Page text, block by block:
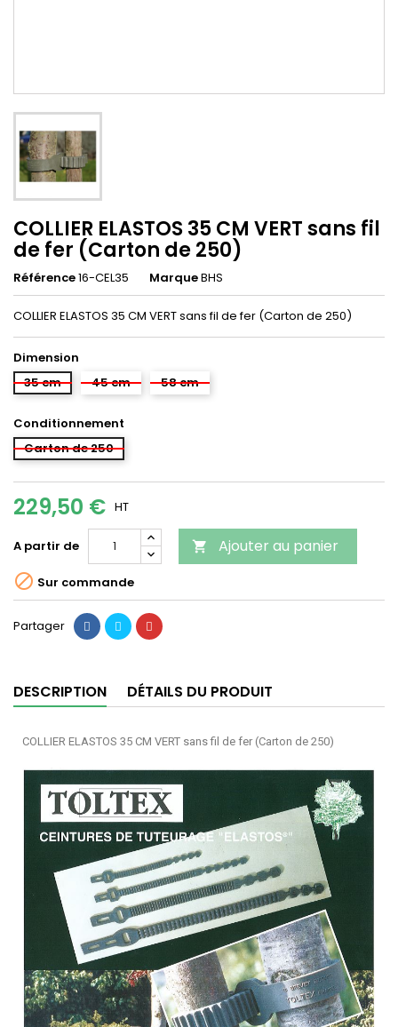
COLLIER ELASTOS 35 CM VERT sans fil
de fer (Carton de 250)
Référence16-CEL35 MarqueBHS
COLLIER ELASTOS 35 CM VERT sans fil de fer (Carton de 250)
Dimension
35 cm
45 cm 58 cm
Conditionnement
Carton de 250
229,50 € HT
A partir de  Ajouter au panier
 Sur commande
Partager
DESCRIPTION DÉTAILS DU PRODUIT
COLLIER ELASTOS 35 CM VERT sans fil de fer (Carton de 250)